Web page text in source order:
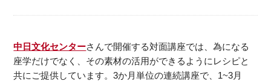
中日文化センターさんで開催する対面講座では、為になる
座学だけでなく、その素材の活用ができるようにレシピと
共にご提供しています。3か月単位の連続講座で、1~3月